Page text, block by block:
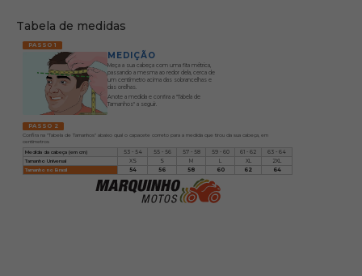
Tabela de medidas
PASSO 1
MEDIÇÃO
Meça a sua cabeça com uma fita métrica,
passando a mesma ao redor dela, cerca de
um centímetro acima das sobrancelhas e
das orelhas.
Anote a medida e confira a "Tabela de
Tamanhos" a seguir.
PASSO 2
Confira na "Tabela de Tamanhos" abaixo qual o capacete correto para a medida que tirou da sua cabeça, em
centímetros
Medida da cabeça (em cm)
53 - 54 55 - 56 57 - 58 59 - 60 61 - 62
63 - 64
Tamanho Universal
XS S M L XL
2XL
Tamanho no Brasil
54 56 58 60 62 64